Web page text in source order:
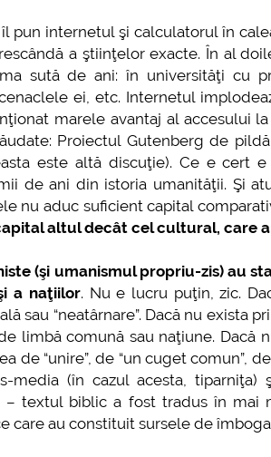
pun internetul şi calculatorul în
a ştiinţelor exacte. În al
sută de ani: în universităţi cu
ei, etc. Internetul
marele avantaj al accesului
Proiectul Gutenberg de
este altă discuţie). Ce e cert
de ani din istoria umanităţii. Şi
nu aduc suficient capital
altul decât cel cultural, care
(şi umanismul propriu-zis) au
a naţiilor. Nu e lucru puţin, zic.
sau “neatârnare”. Dacă nu exista
limbă comună sau naţiune. Dacă
de “unire”, de “un cuget comun”,
media (în cazul acesta,
– textul biblic a fost tradus în
care au constituit sursele de